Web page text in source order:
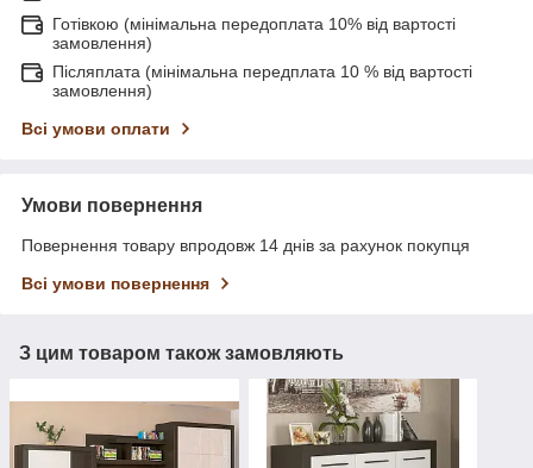
Готівкою (мінімальна передоплата 10% від вартості
замовлення)
Післяплата (мінімальна передплата 10 % від вартості
замовлення)
Всі умови оплати
Умови повернення
Повернення товару впродовж 14 днів за рахунок покупця
Всі умови повернення
З цим товаром також замовляють